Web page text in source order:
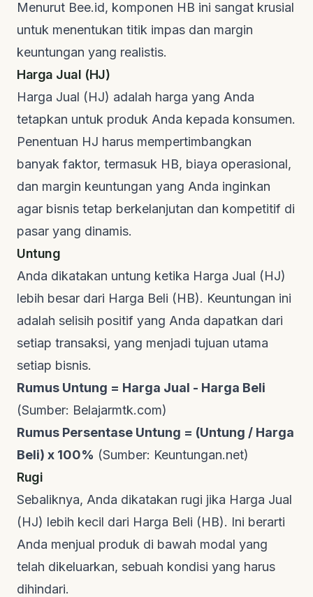
Menurut Bee.id, komponen HB ini sangat krusial
untuk menentukan titik impas dan margin
keuntungan yang realistis.
Harga Jual (HJ)
Harga Jual (HJ) adalah harga yang Anda
tetapkan untuk produk Anda kepada konsumen.
Penentuan HJ harus mempertimbangkan
banyak faktor, termasuk HB, biaya operasional,
dan margin keuntungan yang Anda inginkan
agar bisnis tetap berkelanjutan dan kompetitif di
pasar yang dinamis.
Untung
Anda dikatakan untung ketika Harga Jual (HJ)
lebih besar dari Harga Beli (HB). Keuntungan ini
adalah selisih positif yang Anda dapatkan dari
setiap transaksi, yang menjadi tujuan utama
setiap bisnis.
Rumus Untung = Harga Jual - Harga Beli
(Sumber: Belajarmtk.com)
Rumus Persentase Untung = (Untung / Harga
Beli) x 100% (Sumber: Keuntungan.net)
Rugi
Sebaliknya, Anda dikatakan rugi jika Harga Jual
(HJ) lebih kecil dari Harga Beli (HB). Ini berarti
Anda menjual produk di bawah modal yang
telah dikeluarkan, sebuah kondisi yang harus
dihindari.